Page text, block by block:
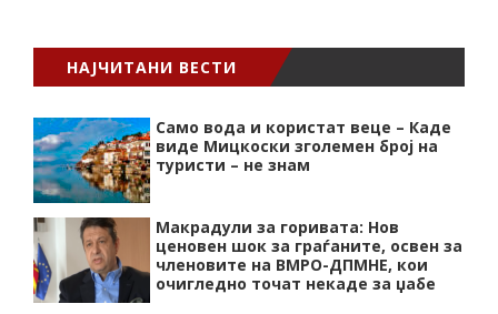
НАЈЧИТАНИ ВЕСТИ
Само вода и користат веце – Каде
виде Мицкоски зголемен број на
туристи – не знам
Макрадули за горивата: Нов
ценовен шок за граѓаните, освен за
членовите на ВМРО-ДПМНЕ, кои
очигледно точат некаде за џабе